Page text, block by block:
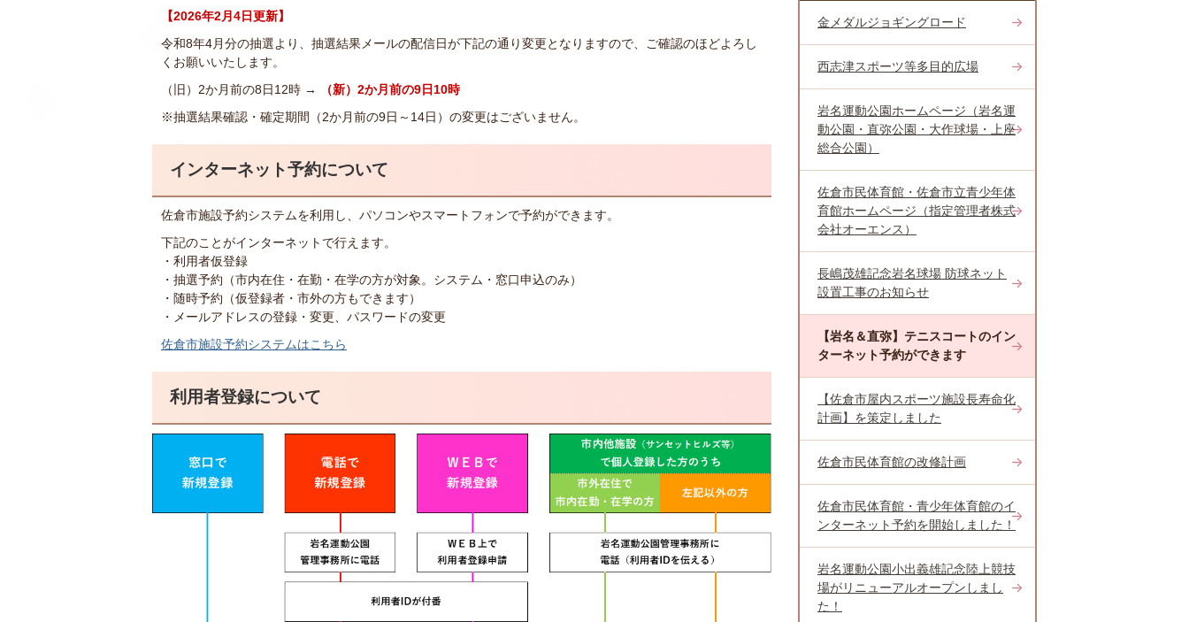
【2026年2月4日更新】
令和8年4月分の抽選より、抽選結果メールの配信日が下記の通り変更となりますので、ご確認のほどよろし
くお願いいたします。
（旧）2か月前の8日12時 →
（新）2か月前の9日10時
※抽選結果確認・確定期間（2か月前の9日～14日）の変更はございません。
インターネット予約について
佐倉市施設予約システムを利用し、パソコンやスマートフォンで予約ができます。
下記のことがインターネットで行えます。
・利用者仮登録
・抽選予約（市内在住・在勤・在学の方が対象。システム・窓口申込のみ）
・随時予約（仮登録者・市外の方もできます）
・メールアドレスの登録・変更、パスワードの変更
佐倉市施設予約システムはこちら
利用者登録について
金メダルジョギングロード
西志津スポーツ等多目的広場
岩名運動公園ホームページ（岩名運
動公園・直弥公園・大作球場・上座
総合公園）
佐倉市民体育館・佐倉市立青少年体
育館ホームページ（指定管理者株式
会社オーエンス）
長嶋茂雄記念岩名球場 防球ネット
設置工事のお知らせ
【岩名＆直弥】テニスコートのイン
ターネット予約ができます
【佐倉市屋内スポーツ施設長寿命化
計画】を策定しました
佐倉市民体育館の改修計画
佐倉市民体育館・青少年体育館のイ
ンターネット予約を開始しました！
岩名運動公園小出義雄記念陸上競技
場がリニューアルオープンしまし
た！